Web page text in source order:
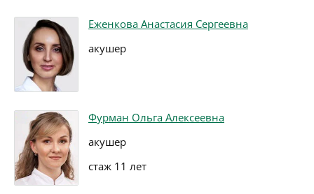
Еженкова Анастасия Сергеевна
акушер
Фурман Ольга Алексеевна
акушер
стаж 11 лет